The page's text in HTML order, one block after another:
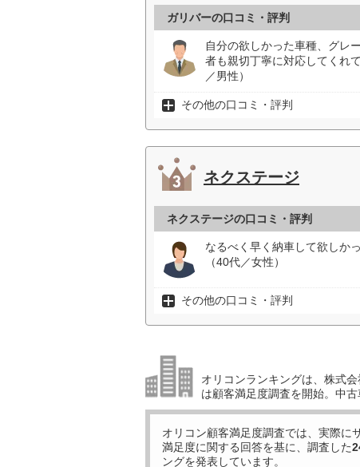
ガリバーの口コミ・評判
自分の欲しかった車種、グレ
者も親切丁寧に対応してくれ
／男性）
その他の口コミ・評判
ネクステージ
ネクステージの口コミ・評判
なるべく早く納車して欲しか
（40代／女性）
その他の口コミ・評判
オリコンランキングは、株式
は顧客満足度調査を開始。中
オリコン顧客満足度調査では、実際に
満足度に関する回答を基に、調査した
ングを発表しています。